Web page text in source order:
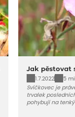
Jak pěstovat
1.7.2022
5
Svíčkovec je
trvalek
pohybují na